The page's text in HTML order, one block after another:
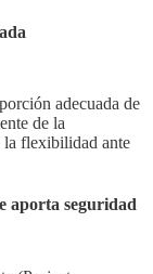
adecuada de
de la
la flexibilidad ante
aporta seguridad